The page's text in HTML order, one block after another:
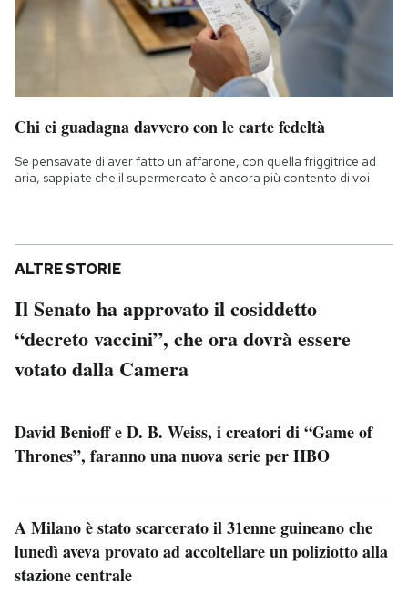
Chi ci guadagna davvero con le carte fedeltà
Se pensavate di aver fatto un affarone, con quella friggitrice ad
aria, sappiate che il supermercato è ancora più contento di voi
ALTRE STORIE
Il Senato ha approvato il cosiddetto
“decreto vaccini”, che ora dovrà essere
votato dalla Camera
David Benioff e D. B. Weiss, i creatori di “Game of
Thrones”, faranno una nuova serie per HBO
A Milano è stato scarcerato il 31enne guineano che
lunedì aveva provato ad accoltellare un poliziotto alla
stazione centrale